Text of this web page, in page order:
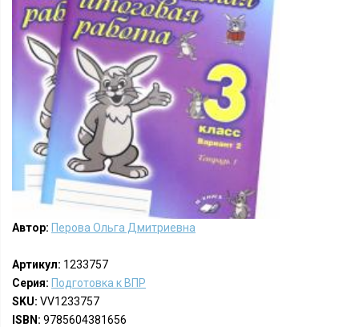
Автор: Перова Ольга Дмитриевна
Артикул: 1233757
Серия: Подготовка к ВПР
SKU: VV1233757
ISBN: 9785604381656